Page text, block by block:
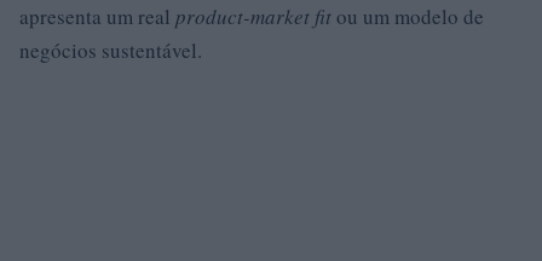
apresenta um real product-market fitou um modelo de
negócios sustentável.